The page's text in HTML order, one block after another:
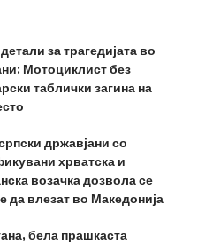
за трагедијата во
Мотоциклист без
таблички загина на
државјани со
хрватска и
возачка дозвола се
да влезат во Македонија
бела прашкаста